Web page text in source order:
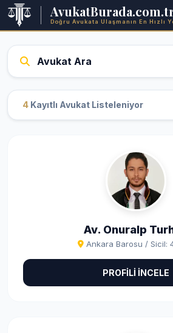
Doğru Avukata Ulaşmanın En Hızlı
Avukat Ara
4 Kayıtlı Avukat Listeleniyor
Av. Onuralp
Ankara Barosu / Sicil:
PROFİLİ İNCELE